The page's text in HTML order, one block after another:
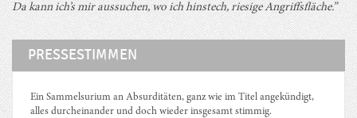
Da kann ich’s mir aussuchen, wo ich hinstech, riesige Angriffsfläche.”
PRESSESTIMMEN
Ein Sammelsurium an Absurditäten, ganz wie im Titel angekündigt,
alles durcheinander und doch wieder insgesamt stimmig.